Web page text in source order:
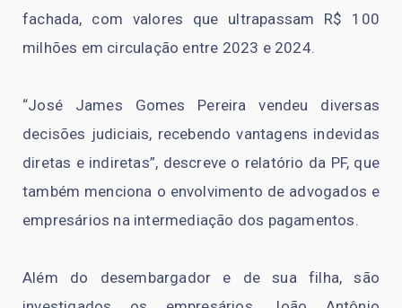
fachada, com valores que ultrapassam R$ 100
milhões em circulação entre 2023 e 2024.
“José James Gomes Pereira vendeu diversas
decisões judiciais, recebendo vantagens indevidas
diretas e indiretas”, descreve o relatório da PF, que
também menciona o envolvimento de advogados e
empresários na intermediação dos pagamentos.
Além do desembargador e de sua filha, são